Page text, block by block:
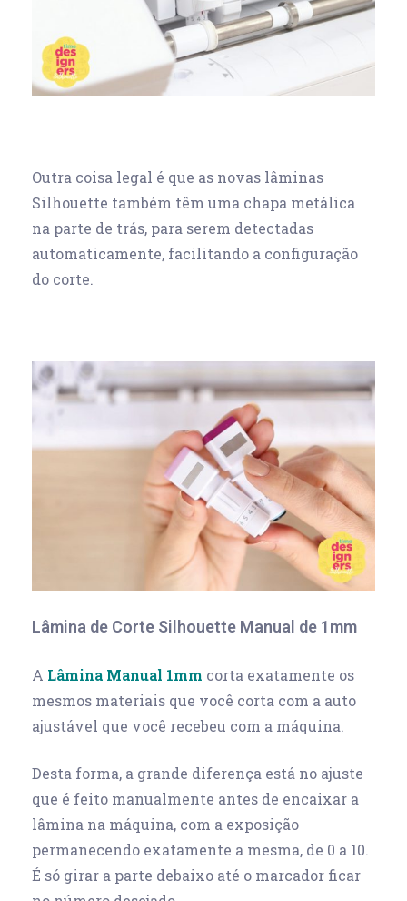
Outra coisa legal é que as novas lâminas
Silhouette também têm uma chapa metálica
na parte de trás, para serem detectadas
automaticamente, facilitando a configuração
do corte.
Lâmina de Corte Silhouette Manual de 1mm
A Lâmina Manual 1mm corta exatamente os
mesmos materiais que você corta com a auto
ajustável que você recebeu com a máquina.
Desta forma, a grande diferença está no ajuste
que é feito manualmente antes de encaixar a
lâmina na máquina, com a exposição
permanecendo exatamente a mesma, de 0 a 10.
É só girar a parte debaixo até o marcador ficar